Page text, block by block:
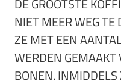
DE GROOTSTE
NIET MEER WEG TE
ZE MET EEN
WERDEN GEMAAKT
BONEN. INMIDDELS